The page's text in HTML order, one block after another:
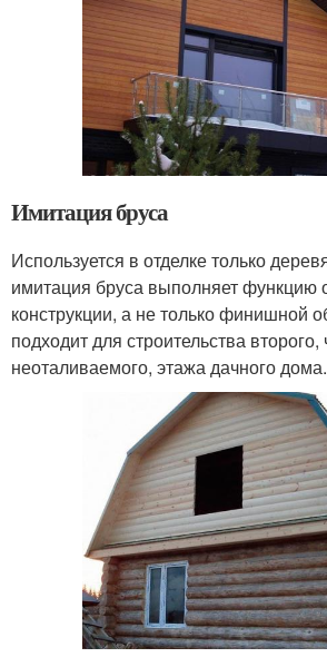
Имитация бруса
Используется в отделке только
имитация бруса выполняет
конструкции, а не только финишной
подходит для строительства второго,
неоталиваемого, этажа дачного дома.